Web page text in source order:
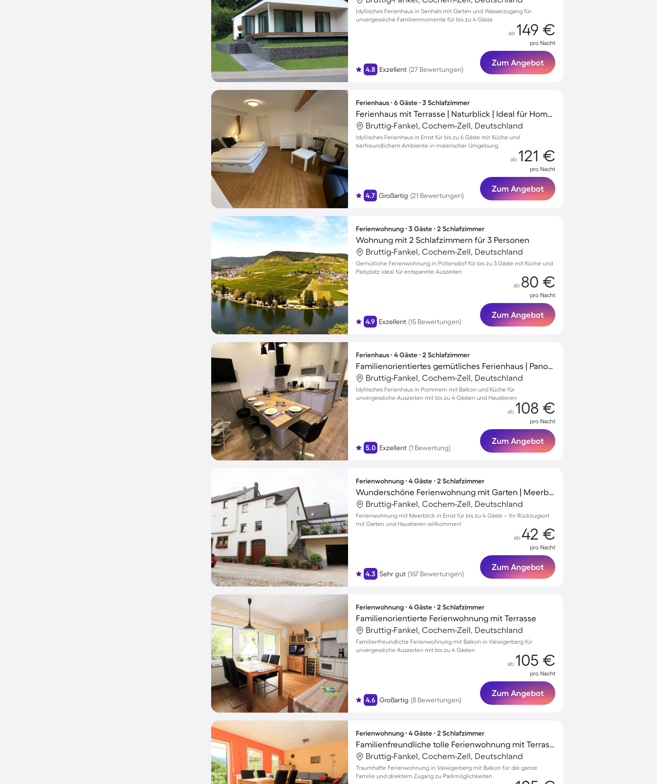
Idyllisches Ferienhaus in Senhals mit Garten und Wasserzugang für
unvergessliche Familienmomente für bis zu 4 Gäste
4.8 Exzellent (27 Bewertungen)
ab 149 €
pro Nacht
Zum Angebot
Ferienhaus ∙ 6 Gäste ∙ 3 Schlafzimmer
Ferienhaus mit Terrasse | Naturblick | Ideal für Homeoffice
Bruttig-Fankel, Cochem-Zell, Deutschland
Idyllisches Ferienhaus in Ernst für bis zu 6 Gäste mit Küche und
tierfreundlichem Ambiente in malerischer Umgebung
4.7 Großartig (21 Bewertungen)
ab 121 €
pro Nacht
Zum Angebot
Ferienwohnung ∙ 3 Gäste ∙ 2 Schlafzimmer
Wohnung mit 2 Schlafzimmern für 3 Personen
Bruttig-Fankel, Cochem-Zell, Deutschland
Gemütliche Ferienwohnung in Poltersdorf für bis zu 3 Gäste mit Küche und
Parkplatz ideal für entspannte Auszeiten
4.9 Exzellent (15 Bewertungen)
ab 80 €
pro Nacht
Zum Angebot
Ferienhaus ∙ 4 Gäste ∙ 2 Schlafzimmer
Familienorientiertes gemütliches Ferienhaus | Panoramablick | Hunde erlaubt
Bruttig-Fankel, Cochem-Zell, Deutschland
Idyllisches Ferienhaus in Pommern mit Balkon und Küche für
unvergessliche Auszeiten mit bis zu 4 Gästen und Haustieren
5.0 Exzellent (1 Bewertung)
ab 108 €
pro Nacht
Zum Angebot
Ferienwohnung ∙ 4 Gäste ∙ 2 Schlafzimmer
Wunderschöne Ferienwohnung mit Garten | Meerblick | Hunde erlaubt
Bruttig-Fankel, Cochem-Zell, Deutschland
Ferienwohnung mit Meerblick in Ernst für bis zu 4 Gäste – Ihr Rückzugsort
mit Garten und Haustieren willkommen!
4.3 Sehr gut (167 Bewertungen)
ab 42 €
pro Nacht
Zum Angebot
Ferienwohnung ∙ 4 Gäste ∙ 2 Schlafzimmer
Familienorientierte Ferienwohnung mit Terrasse
Bruttig-Fankel, Cochem-Zell, Deutschland
Familienfreundliche Ferienwohnung mit Balkon in Valwigerberg für
unvergessliche Auszeiten mit bis zu 4 Gästen
4.6 Großartig (8 Bewertungen)
ab 105 €
pro Nacht
Zum Angebot
Ferienwohnung ∙ 4 Gäste ∙ 2 Schlafzimmer
Familienfreundliche tolle Ferienwohnung mit Terrasse
Bruttig-Fankel, Cochem-Zell, Deutschland
Traumhafte Ferienwohnung in Valwigerberg mit Balkon für die ganze
Familie und direktem Zugang zu Parkmöglichkeiten